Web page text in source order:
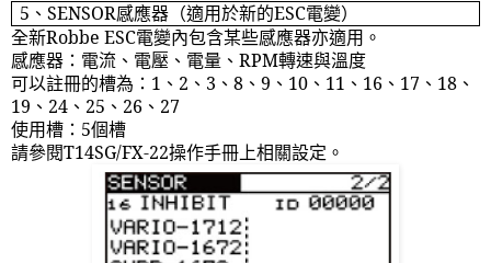
5 、SENSOR感應器（適用於新的ESC電變）
全新Robbe ESC電變內包含某些感應器亦適用。
感應器：電流、電壓、電量、 RPM轉速與溫度
可以註冊的槽為： 1 、 2 、 3 、 8 、 9 、 10 、 11 、 16 、 17 、 18 、
19 、 24 、 25 、 26 、 27
使用槽： 5個槽
請參閱T14SG/FX-22操作手冊上相關設定。